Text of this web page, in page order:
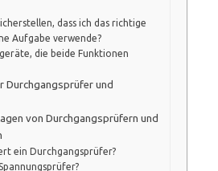
dass ich das richtige
Aufgabe verwende?
die beide Funktionen
Durchgangsprüfer und
von Durchgangsprüfern und
ein Durchgangsprüfer?